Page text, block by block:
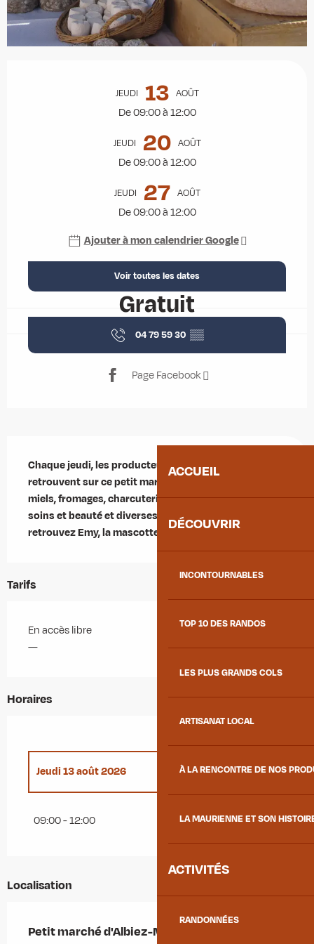
ACCUEIL
DÉCOUVRIR
INCONTOURNABLES
TOP 10 DES RANDOS
LES PLUS GRANDS COLS
ARTISANAT LOCAL
À LA RENCONTRE DE NOS
LA MAURIENNE ET SON
ACTIVITÉS
RANDONNÉES
JEUDI 13 AOÛT
De 09:00 à 12:00
JEUDI 20 AOÛT
De 09:00 à 12:00
JEUDI 27 AOÛT
De 09:00 à 12:00
Ajouter à mon calendrier Google
Voir toutes les dates
Gratuit
04 79 59 30 ▒▒
Page Facebook
Chaque jeudi, les producteurs et artisans locaux se
retrouvent sur ce petit marché. Vous y trouverez :
miels, fromages, charcuteries, tisanes, produits de
soins et beauté et diverses créations. Et à 11h,
retrouvez Emy, la mascotte qui adore les selfies !
Tarifs
En accès libre
—
Horaires
22 mars 2026
Jeudi 13 août 2026
Jeudi 20 août 2026
Jeudi 27 août 2026
09:00 - 12:00
Localisation
Petit marché d'Albiez-Montrond